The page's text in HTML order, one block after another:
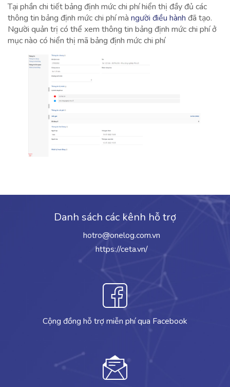
Tại phần chi tiết bảng định mức chi phí hiển thị đầy đủ các
thông tin bảng định mức chi phí mà người điều hành đã tạo.
Người quản trị có thể xem thông tin bảng định mức chi phí ở
mục nào có hiển thị mã bảng định mức chi phí
Danh sách các kênh hỗ trợ
hotro@onelog.com.vn
https://ceta.vn/
Cộng đồng hỗ trợ miễn phí qua Facebook